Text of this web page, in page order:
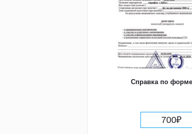
Справка по форме
700₽